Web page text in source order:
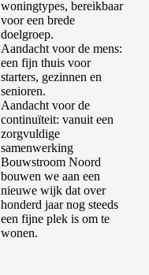
woningtypes, bereikbaar
voor een brede
doelgroep.
Aandacht voor de mens:
een fijn thuis voor
starters, gezinnen en
senioren.
Aandacht voor de
continuïteit: vanuit een
zorgvuldige
samenwerking
Bouwstroom Noord
bouwen we aan een
nieuwe wijk dat over
honderd jaar nog steeds
een fijne plek is om te
wonen.